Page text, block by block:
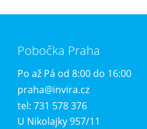
Pobočka Praha
Po až Pá od 8:00 do 16:00
praha@invira.cz
tel: 731 578 376
U Nikolajky 957/11